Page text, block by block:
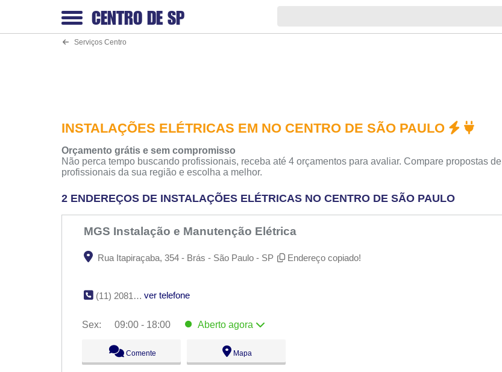
CENTRO DE SP
Serviços Centro
INSTALAÇÕES ELÉTRICAS EM NO CENTRO DE SÃO PAULO
Orçamento grátis e sem compromisso
Não perca tempo buscando profissionais, receba até 4 orçamentos para avaliar. Compare propostas de
profissionais da sua região e escolha a melhor.
2 ENDEREÇOS DE INSTALAÇÕES ELÉTRICAS NO CENTRO DE SÃO PAULO
MGS Instalação e Manutenção Elétrica
Rua Itapiraçaba, 354 - Brás - São Paulo - SP Endereço copiado!
(11) 2081-0478 ver telefone
Sex: 09:00 - 18:00 Abertoagora
09:00 - 18:00
Qua:
09:00 - 18:00
Comente Mapa